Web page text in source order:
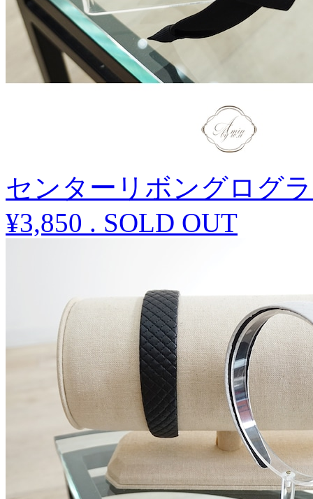
センターリボングログ
¥3,850 . SOLD OUT